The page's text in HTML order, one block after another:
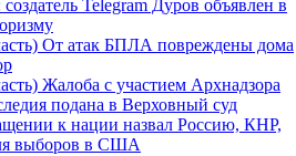
Telegram Дуров объявлен в
От атак БПЛА повреждены дома
Жалоба с участием Архнадзора
подана в Верховный суд
к нации назвал Россию, КНР,
выборов в США